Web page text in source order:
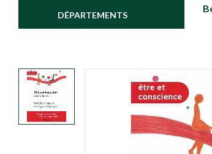
DÉPARTEMENTS